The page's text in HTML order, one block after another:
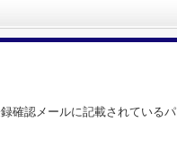
確認メールに記載されている